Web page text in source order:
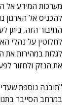
מערכות המידע אל
להכניס אל הארגון
החיבור הזה, ניתן
לחלוטין על נהלי
לגלות במהירות את
את הנזק ולחזור
"תובנה נוספת
במרחב הסייבר